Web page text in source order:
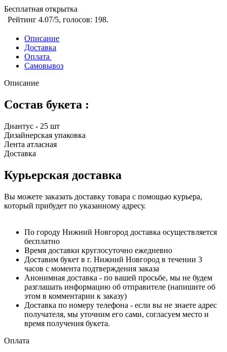
Бесплатная открытка
Рейтинг 4.07/5, голосов: 198.
Описание
Доставка
Оплата
Самовывоз
Описание
Состав букета :
Диантус - 25 шт
Дизайнерская упаковка
Лента атласная
Доставка
Курьерская доставка
Вы можете заказать доставку товара с помощью курьера,
который прибудет по указанному адресу.
По городу Нижний Новгород доставка осуществляется
бесплатно
Время доставки круглосуточно ежедневно
Доставим букет в г. Нижний Новгород в течении 3
часов с момента подтверждения заказа
Анонимная доставка - по вашей просьбе, мы не будем
разглашать информацию об отправителе (напишите об
этом в комментарии к заказу)
Доставка по номеру телефона - если вы не знаете адрес
получателя, мы уточним его сами, согласуем место и
время получения букета.
Оплата